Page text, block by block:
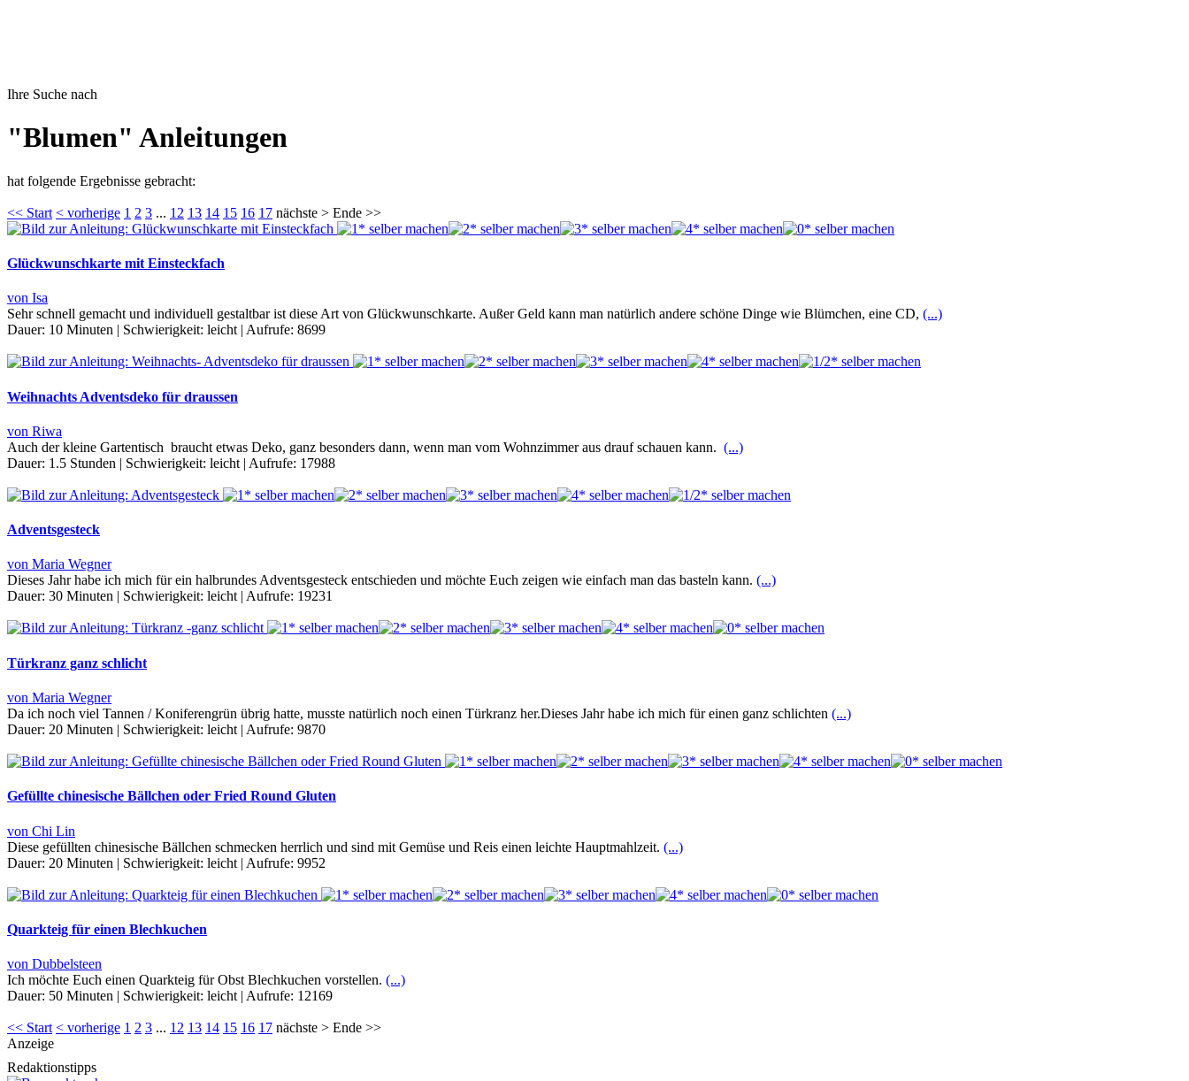
Ihre Suche nach
"Blumen" Anleitungen
hat folgende Ergebnisse gebracht:
<< Start < vorherige 1 2 3 ... 12 13 14 15 16 17 nächste > Ende >>
Glückwunschkarte mit Einsteckfach
von Isa
Sehr schnell gemacht und individuell gestaltbar ist diese Art von Glückwunschkarte. Außer Geld kann man natürlich andere schöne Dinge wie Blümchen, eine CD, (...)
Dauer: 10 Minuten | Schwierigkeit: leicht | Aufrufe: 8699
Weihnachts Adventsdeko für draussen
von Riwa
Auch der kleine Gartentisch braucht etwas Deko, ganz besonders dann, wenn man vom Wohnzimmer aus drauf schauen kann. (...)
Dauer: 1.5 Stunden | Schwierigkeit: leicht | Aufrufe: 17988
Adventsgesteck
von Maria Wegner
Dieses Jahr habe ich mich für ein halbrundes Adventsgesteck entschieden und möchte Euch zeigen wie einfach man das basteln kann. (...)
Dauer: 30 Minuten Schwierigkeit: leicht Aufrufe: 19231
Türkranz ganz schlicht
von Maria Wegner
Da ich noch viel Tannen / Koniferengrün übrig hatte, musste natürlich noch einen Türkranz her.Dieses Jahr habe ich mich für einen ganz schlichten (...)
Dauer: 20 Minuten | Schwierigkeit: leicht | Aufrufe: 9870
Gefüllte chinesische Bällchen oder Fried Round Gluten
von Chi Lin
Diese gefüllten chinesische Bällchen schmecken herrlich und sind mit Gemüse und Reis einen leichte Hauptmahlzeit. (...)
Dauer: 20 Minuten | Schwierigkeit: leicht | Aufrufe: 9952
Quarkteig für einen Blechkuchen
von Dubbelsteen
Ich möchte Euch einen Quarkteig für Obst Blechkuchen vorstellen. (...)
Dauer: 50 Minuten | Schwierigkeit: leicht | Aufrufe: 12169
<< Start < vorherige 1 2 3 ... 12 13 14 15 16 17 nächste > Ende >>
Anzeige
Redaktionstipps